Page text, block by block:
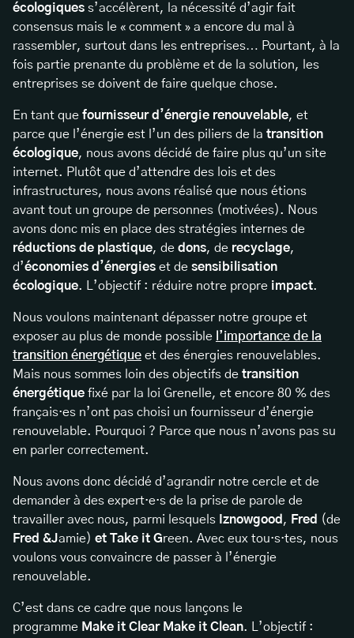
écologiques s’accélèrent, la nécessité d’agir fait
consensus mais le « comment » a encore du mal à
rassembler, surtout dans les entreprises… Pourtant, à la
fois partie prenante du problème et de la solution, les
entreprises se doivent de faire quelque chose.
En tant que fournisseur d’énergie renouvelable, et
parce que l’énergie est l’un des piliers de la transition
écologique, nous avons décidé de faire plus qu’un site
internet. Plutôt que d’attendre des lois et des
infrastructures, nous avons réalisé que nous étions
avant tout un groupe de personnes (motivées). Nous
avons donc mis en place des stratégies internes de
réductions de plastique, de dons, de recyclage,
d’économies d’énergies et de sensibilisation
écologique. L’objectif : réduire notre propre impact.
Nous voulons maintenant dépasser notre groupe et
exposer au plus de monde possible l’importance de la
transition énergétique et des énergies renouvelables.
Mais nous sommes loin des objectifs de transition
énergétique fixé par la loi Grenelle, et encore 80 % des
français·es n’ont pas choisi un fournisseur d’énergie
renouvelable. Pourquoi ? Parce que nous n’avons pas su
en parler correctement.
Nous avons donc décidé d’agrandir notre cercle et de
demander à des expert·e·s de la prise de parole de
travailler avec nous, parmi lesquels Iznowgood , Fred (de
Fred &Jamie) et Take it Green. Avec eux tou·s·tes, nous
voulons vous convaincre de passer à l’énergie
renouvelable.
C’est dans ce cadre que nous lançons le
programme Make it Clear Make it Clean. L’objectif :